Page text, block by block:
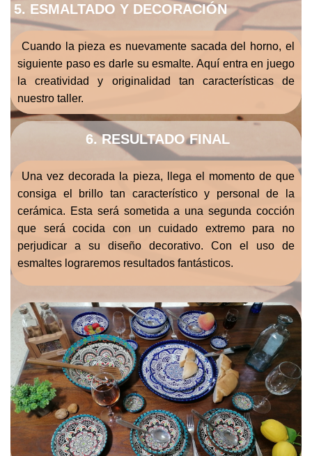
5. ESMALTADO Y DECORACIÓN
Cuando la pieza es nuevamente sacada del horno, el
siguiente paso es darle su esmalte. Aquí entra en juego
la creatividad y originalidad tan características de
nuestro taller.
6. RESULTADO FINAL
Una vez decorada la pieza, llega el momento de que
consiga el brillo tan característico y personal de la
cerámica. Esta será sometida a una segunda cocción
que será cocida con un cuidado extremo para no
perjudicar a su diseño decorativo. Con el uso de
esmaltes lograremos resultados fantásticos.